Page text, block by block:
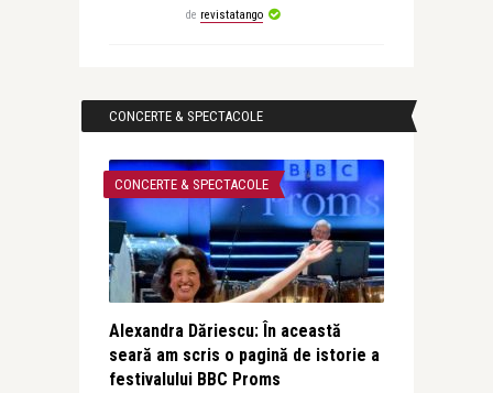
de revistatango
CONCERTE & SPECTACOLE
CONCERTE & SPECTACOLE
Alexandra Dăriescu: În această
seară am scris o pagină de istorie a
festivalului BBC Proms